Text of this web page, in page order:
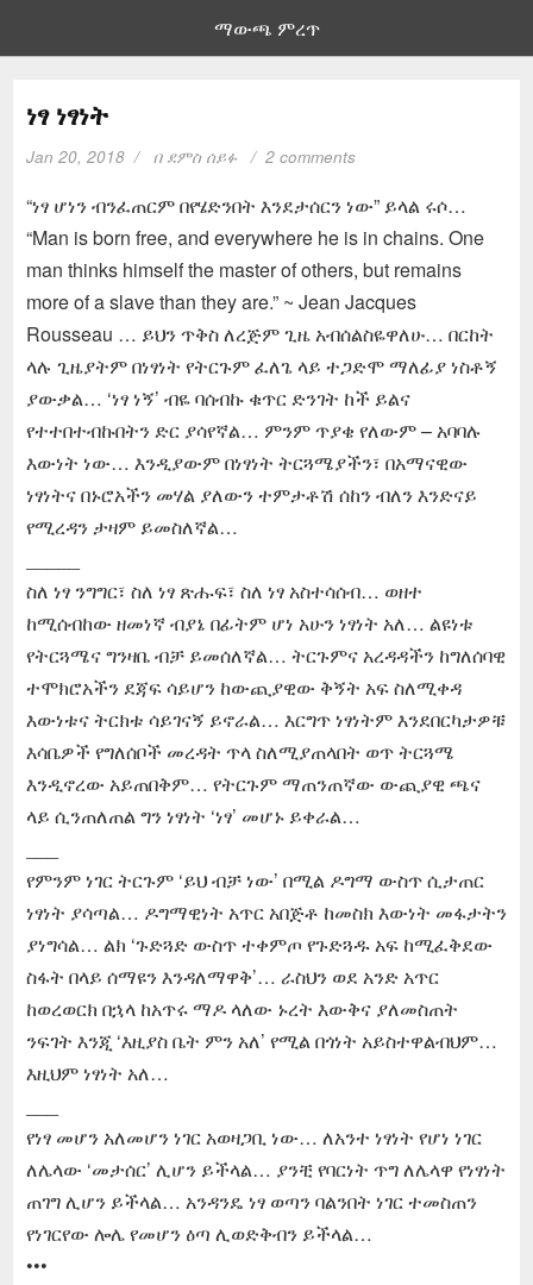
ማውጫ ምረጥ
ነፃ ነፃነት
Jan 20, 2018 በ ደምስ ሰይፉ 2 comments
“ነፃ ሆነን ብንፈጠርም በየሄድንበት እንደታሰርን ነው” ይላል ሩሶ…
“Man is born free, and everywhere he is in chains. One
man thinks himself the master of others, but remains
more of a slave than they are.” ~ Jean Jacques
Rousseau … ይህን ጥቅስ ለረጅም ጊዜ አብሰልስዬዋለሁ… በርከት
ላሉ ጊዜያትም በነፃነት የትርጉም ፈለጌ ላይ ተጋድሞ ማለፊያ ነስቶኝ
ያውቃል… ‘ነፃ ነኝ’ ብዬ ባሰብኩ ቁጥር ድንገት ከች ይልና
የተተበተብኩበትን ድር ያሳየኛል… ምንም ጥያቄ የለውም – አባባሉ
እውነት ነው… እንዲያውም በነፃነት ትርጓሜያችን፣ በአማናዊው
ነፃነትና በኑሮአችን መሃል ያለውን ተምታቶሽ ሰከን ብለን እንድናይ
የሚረዳን ታዛም ይመስለኛል…
ስለ ነፃ ንግግር፣ ስለ ነፃ ጽሑፍ፣ ስለ ነፃ አስተሳሰብ… ወዘተ
ከሚሰብከው ዘመነኛ ብያኔ በፊትም ሆነ አሁን ነፃነት አለ… ልዩነቱ
የትርጓሜና ግንዛቤ ብቻ ይመሰለኛል… ትርጉምና አረዳዳችን ከግለሰባዊ
ተሞክሮአችን ደጃፍ ሳይሆን ከውጪያዊው ቅኝት አፍ ስለሚቀዳ
እውነቱና ትርክቱ ሳይገናኝ ይኖራል… እርግጥ ነፃነትም እንደበርካታዎቹ
እሳቤዎች የግለሰቦች መረዳት ጥላ ስለሚያጠላበት ወጥ ትርጓሜ
እንዲኖረው አይጠበቅም… የትርጉም ማጠንጠኛው ውጪያዊ ጫና
ላይ ሲንጠለጠል ግን ነፃነት ‘ነፃ’ መሆኑ ይቀራል…
የምንም ነገር ትርጉም ‘ይህ ብቻ ነው’ በሚል ዶግማ ውስጥ ሲታጠር
ነፃነት ያሳጣል… ዶግማዊነት አጥር አበጅቶ ከመስክ እውነት መፋታትን
ያነግሳል… ልክ ‘ጉድጓድ ውስጥ ተቀምጦ የጉድጓዱ አፍ ከሚፈቅደው
ስፋት በላይ ሰማዩን እንዳለማዋቅ’… ራስህን ወደ አንድ አጥር
ከወረወርክ በኋላ ከአጥሩ ማዶ ላለው ኑረት እውቅና ያለመስጠት
ንፍገት እንጂ ‘እዚያስ ቤት ምን አለ’ የሚል በጎነት አይስተዋልብህም…
እዚህም ነፃነት አለ…
የነፃ መሆን አለመሆን ነገር አወዛጋቢ ነው… ለአንተ ነፃነት የሆነ ነገር
ለሌላው ‘መታሰር’ ሊሆን ይችላል… ያንቺ የባርነት ጥግ ለሌላዋ የነፃነት
ጠገግ ሊሆን ይችላል… አንዳንዴ ነፃ ወጣን ባልንበት ነገር ተመስጠን
የነገርየው ሎሌ የመሆን ዕጣ ሊወድቅብን ይችላል…
•••